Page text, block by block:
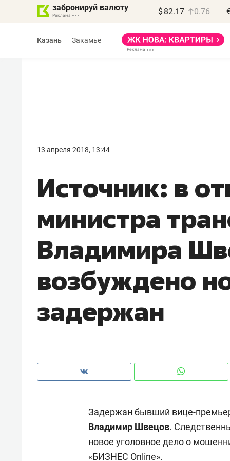
забронируй валюту $ 82.17 0.76
Казань Закамье
13 апреля 2018, 13:44
Источник: в
министра
Владимира
возбуждено
задержан
Задержан бывший вице-
Владимир Швецов.
новое уголовное дело о
«БИЗНЕС Online».
Рекомендуем
Опыт выживания в дикой
природе, работа
с ментальным и физическим
и